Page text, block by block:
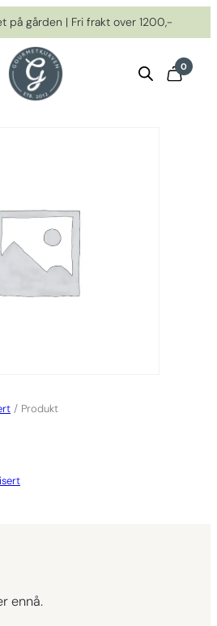
på gården | Fri frakt over 1200,-
0
/ Produkt
ennå.